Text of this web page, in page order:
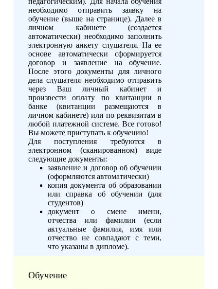
необходимо отправить заявку на
обучение (выше на странице). Далее в
личном кабинете (создается
автоматически) необходимо заполнить
электронную анкету слушателя. На ее
основе автоматически сформируется
договор и заявление на обучение.
После этого документы для личного
дела слушателя необходимо отправить
через Ваш личный кабинет и
произвести оплату по квитанции в
банке (квитанции размещаются в
личном кабинете) или по реквизитам в
любой платежной системе. Все готово!
Вы можете приступать к обучению!
Для поступления требуются в
электронном (сканированном) виде
следующие документы:
заявление и договор об обучении
(оформляются автоматически)
копия документа об образовании
или справка об обучении (для
студентов)
документ о смене имени,
отчества или фамилии (если
актуальные фамилия, имя или
отчество не совпадают с теми,
что указаны в дипломе).
Обучение